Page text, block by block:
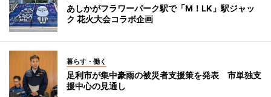
あしかがフラワーパーク駅で「M！LK」駅ジャッ
ク 花火大会コラボ企画
暮らす・働く
足利市が集中豪雨の被災者支援策を発表 市単独支
援中心の見通し